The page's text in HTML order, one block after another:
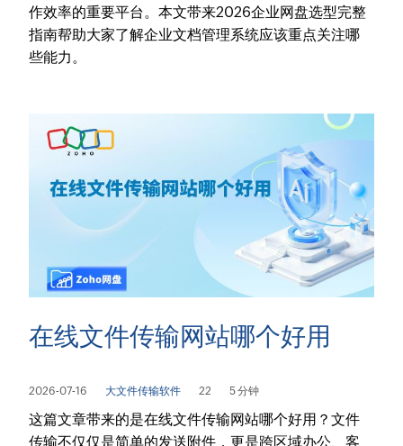
作效率的重要平台。本文带来2026企业网盘选型完整
指南帮助大家了解企业文档管理系统应该重点关注哪
些能力。
在线文件传输网站哪个好用
2026-07-16 大文件传输软件 22 5 分钟
这篇文章带来的是在线文件传输网站哪个好用？文件
传输不仅仅是简单的发送附件，更是跨区域办公、客